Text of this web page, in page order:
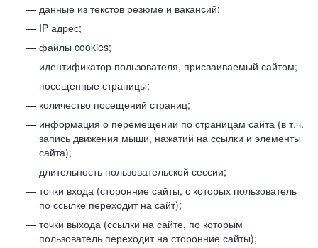
данные из текстов резюме и вакансий;
IP адрес;
файлы cookies;
идентификатор пользователя, присваиваемый сайтом;
посещенные страницы;
количество посещений страниц;
информация о перемещении по страницам сайта (в т.ч.
запись движения мыши, нажатий на ссылки и элементы
сайта);
длительность пользовательской сессии;
точки входа (сторонние сайты, с которых пользователь
по ссылке переходит на сайт);
точки выхода (ссылки на сайте, по которым
пользователь переходит на сторонние сайты);